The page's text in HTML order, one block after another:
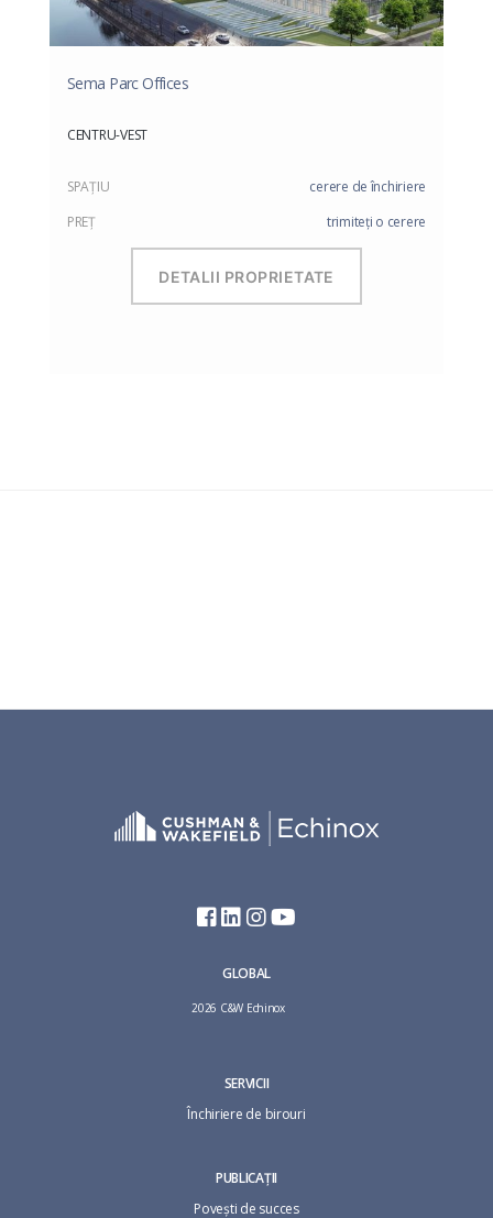
Sema Parc Offices
CENTRU-VEST
SPAŢIU
cerere de închiriere
PREŢ
trimiteți o cerere
DETALII PROPRIETATE
GLOBAL
2026 C&W Echinox
SERVICII
Închiriere de birouri
PUBLICAȚII
Povești de succes